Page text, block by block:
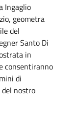
Ingaglio
geometra
del
Santo Di
in
consentiranno
di
nostro